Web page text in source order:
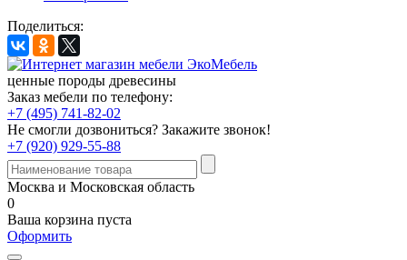
Поделиться:
ценные породы древесины
Заказ мебели по телефону:
+7 (495) 741-82-02
Не смогли дозвониться? Закажите звонок!
+7 (920) 929-55-88
Москва и Московская область
0
Ваша корзина пуста
Оформить